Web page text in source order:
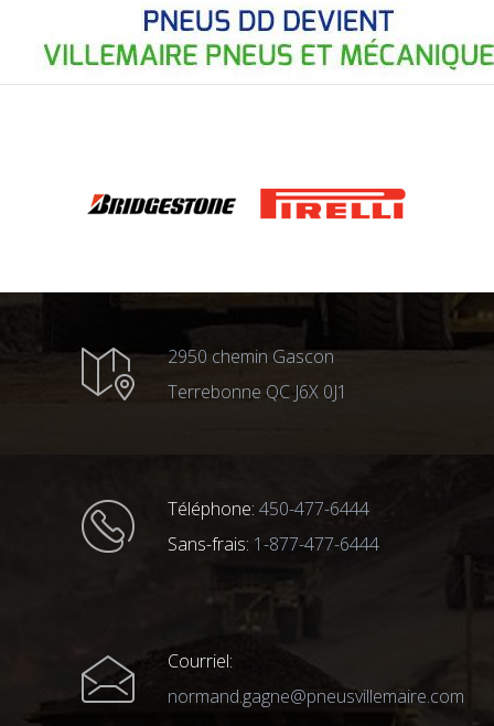
2950 chemin Gascon
Terrebonne QC J6X 0J1
Téléphone: 450-477-6444
Sans-frais: 1-877-477-6444
Courriel:
normand.gagne@pneusvillemaire.com